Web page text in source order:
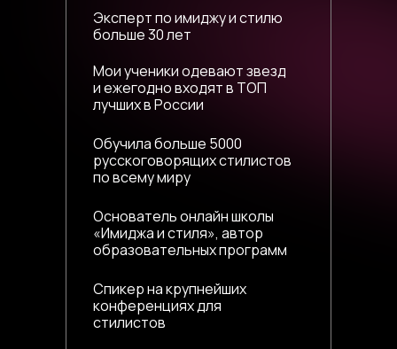
Эксперт по имиджу и стилю
больше 30 лет
Мои ученики одевают звезд
и ежегодно входят в ТОП
лучших в России
Спикер на крупнейших
конференциях для
стилистов
Основатель онлайн школы
«Имиджа и стиля», автор
образовательных программ
Обучила больше 5000
русскоговорящих стилистов
по всему миру